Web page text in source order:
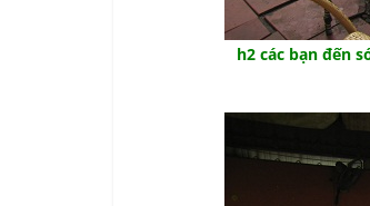
h2 các bạn đến sớm